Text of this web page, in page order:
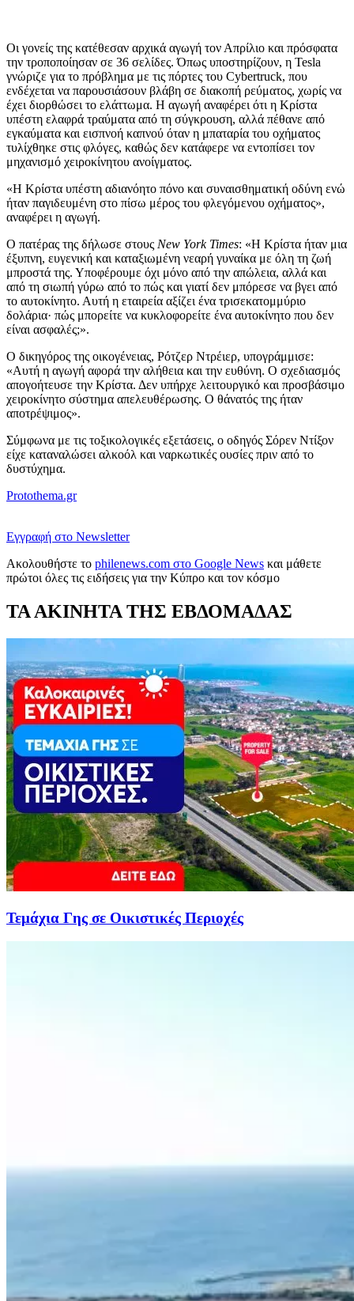
Οι γονείς της κατέθεσαν αρχικά αγωγή τον Απρίλιο και πρόσφατα
την τροποποίησαν σε 36 σελίδες. Όπως υποστηρίζουν, η Tesla
γνώριζε για το πρόβλημα με τις πόρτες του Cybertruck, που
ενδέχεται να παρουσιάσουν βλάβη σε διακοπή ρεύματος, χωρίς να
έχει διορθώσει το ελάττωμα. Η αγωγή αναφέρει ότι η Κρίστα
υπέστη ελαφρά τραύματα από τη σύγκρουση, αλλά πέθανε από
εγκαύματα και εισπνοή καπνού όταν η μπαταρία του οχήματος
τυλίχθηκε στις φλόγες, καθώς δεν κατάφερε να εντοπίσει τον
μηχανισμό χειροκίνητου ανοίγματος.
«Η Κρίστα υπέστη αδιανόητο πόνο και συναισθηματική οδύνη ενώ
ήταν παγιδευμένη στο πίσω μέρος του φλεγόμενου οχήματος»,
αναφέρει η αγωγή.
Ο πατέρας της δήλωσε στους New York Times: «Η Κρίστα ήταν μια
έξυπνη, ευγενική και καταξιωμένη νεαρή γυναίκα με όλη τη ζωή
μπροστά της. Υποφέρουμε όχι μόνο από την απώλεια, αλλά και
από τη σιωπή γύρω από το πώς και γιατί δεν μπόρεσε να βγει από
το αυτοκίνητο. Αυτή η εταιρεία αξίζει ένα τρισεκατομμύριο
δολάρια· πώς μπορείτε να κυκλοφορείτε ένα αυτοκίνητο που δεν
είναι ασφαλές;».
Ο δικηγόρος της οικογένειας, Ρότζερ Ντρέιερ, υπογράμμισε:
«Αυτή η αγωγή αφορά την αλήθεια και την ευθύνη. Ο σχεδιασμός
απογοήτευσε την Κρίστα. Δεν υπήρχε λειτουργικό και προσβάσιμο
χειροκίνητο σύστημα απελευθέρωσης. Ο θάνατός της ήταν
αποτρέψιμος».
Σύμφωνα με τις τοξικολογικές εξετάσεις, ο οδηγός Σόρεν Ντίξον
είχε καταναλώσει αλκοόλ και ναρκωτικές ουσίες πριν από το
δυστύχημα.
Protothema.gr
Εγγραφή στο Newsletter
Ακολουθήστε το philenews.com στο Google News και μάθετε
πρώτοι όλες τις ειδήσεις για την Κύπρο και τον κόσμο
ΤΑ ΑΚΙΝΗΤΑ ΤΗΣ ΕΒΔΟΜΑΔΑΣ
Τεμάχια Γης σε Οικιστικές Περιοχές